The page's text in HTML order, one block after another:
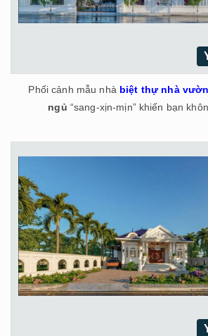
Phối cảnh mẫu nhà biệt thự nhà
ngủ “sang-xịn-mịn” khiến bạn